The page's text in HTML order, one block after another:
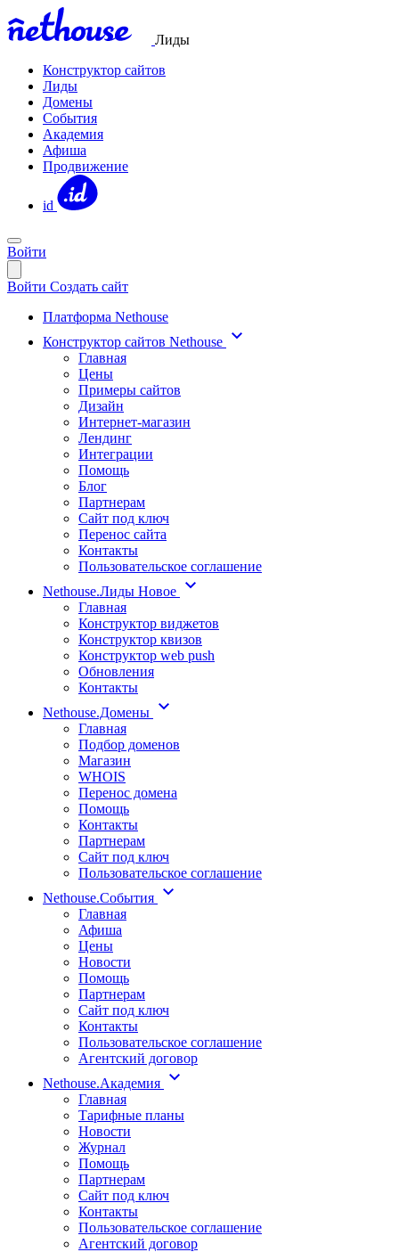
Лиды
Конструктор сайтов
Лиды
Домены
События
Академия
Афиша
Продвижение
id
Войти
Войти Создать сайт
Платформа Nethouse
Конструктор сайтов Nethouse
Главная
Цены
Примеры сайтов
Дизайн
Интернет-магазин
Лендинг
Интеграции
Помощь
Блог
Партнерам
Сайт под ключ
Перенос сайта
Контакты
Пользовательское соглашение
Nethouse.Лиды Новое
Главная
Конструктор виджетов
Конструктор квизов
Конструктор web push
Обновления
Контакты
Nethouse.Домены
Главная
Подбор доменов
Магазин
WHOIS
Перенос домена
Помощь
Контакты
Партнерам
Сайт под ключ
Пользовательское соглашение
Nethouse.События
Главная
Афиша
Цены
Новости
Помощь
Партнерам
Сайт под ключ
Контакты
Пользовательское соглашение
Агентский договор
Nethouse.Академия
Главная
Тарифные планы
Новости
Журнал
Помощь
Партнерам
Сайт под ключ
Контакты
Пользовательское соглашение
Агентский договор